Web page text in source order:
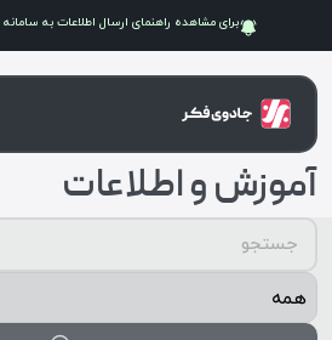
برای مشاهده راهنمای ارسال اطلاعات به سامانه
آموزش و اطلاعات